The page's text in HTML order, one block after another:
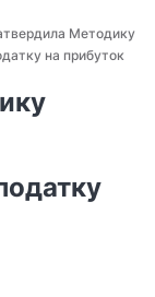
Методику
на прибуток